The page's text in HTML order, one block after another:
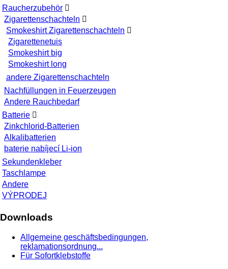
Raucherzubehör
Zigarettenschachteln
Smokeshirt Zigarettenschachteln
Zigarettenetuis
Smokeshirt big
Smokeshirt long
andere Zigarettenschachteln
Nachfüllungen in Feuerzeugen
Andere Rauchbedarf
Batterie
Zinkchlorid-Batterien
Alkalibatterien
baterie nabíjecí Li-ion
Sekundenkleber
Taschlampe
Andere
VÝPRODEJ
Downloads
Allgemeine geschäftsbedingungen,
reklamationsordnung...
Für Sofortklebstoffe